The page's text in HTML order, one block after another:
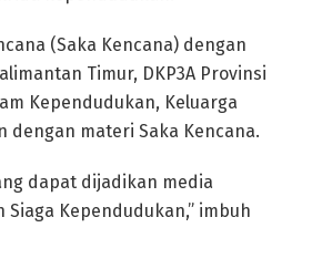
(Saka Kencana) dengan
Timur, DKP3A Provinsi
Kependudukan, Keluarga
dengan materi Saka Kencana.
dapat dijadikan media
Kependudukan,” imbuh